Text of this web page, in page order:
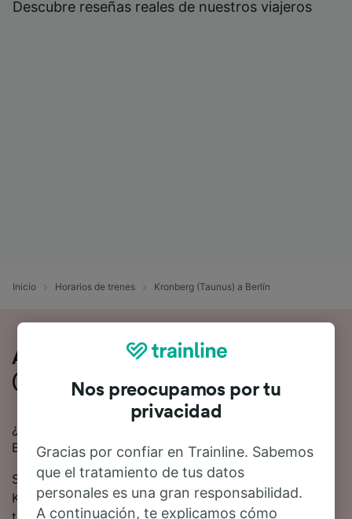
Descubre reseñas reales de nuestros viajeros
Inicio Horarios de trenes Kronberg (Taunus) a Berlín
Así es viajar en tren de Kronberg
(Taunus) a Berlín
¿Buscas información para ir de Kronberg (Taunus) a
Berlín en tren? Empieza tu viaje con nosotros.
Se tardan 4 horas 52 minutos de media en viajar de
Kronberg (Taunus) a Berlín en tren. Alrededor de 28
Nos preocupamos por tu
privacidad
Gracias por confiar en Trainline. Sabemos
que el tratamiento de tus datos
personales es una gran responsabilidad.
A continuación, te explicamos cómo